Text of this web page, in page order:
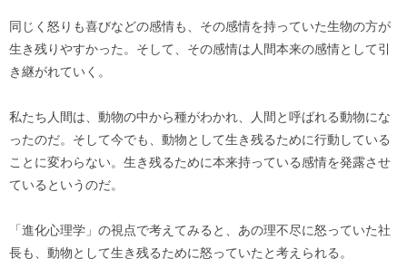
同じく怒りも喜びなどの感情も、その感情を持っていた生物の方が
生き残りやすかった。そして、その感情は人間本来の感情として引
き継がれていく。
私たち人間は、動物の中から種がわかれ、人間と呼ばれる動物にな
ったのだ。そして今でも、動物として生き残るために行動している
ことに変わらない。生き残るために本来持っている感情を発露させ
ているというのだ。
「進化心理学」の視点で考えてみると、あの理不尽に怒っていた社
長も、動物として生き残るために怒っていたと考えられる。